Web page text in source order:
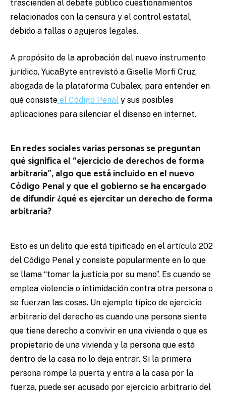
trascienden al debate público cuestionamientos
relacionados con la censura y el control estatal,
debido a fallas o agujeros legales.
A propósito de la aprobación del nuevo instrumento
jurídico, YucaByte entrevistó a Giselle Morfi Cruz,
abogada de la plataforma Cubalex, para entender en
qué consiste el Código Penal y sus posibles
aplicaciones para silenciar el disenso en internet.
En redes sociales varias personas se preguntan
qué significa el “ejercicio de derechos de forma
arbitraria”, algo que está incluido en el nuevo
Código Penal y que el gobierno se ha encargado
de difundir ¿qué es ejercitar un derecho de forma
arbitraria?
Esto es un delito que está tipificado en el artículo 202
del Código Penal y consiste popularmente en lo que
se llama “tomar la justicia por su mano”. Es cuando se
emplea violencia o intimidación contra otra persona o
se fuerzan las cosas. Un ejemplo típico de ejercicio
arbitrario del derecho es cuando una persona siente
que tiene derecho a convivir en una vivienda o que es
propietario de una vivienda y la persona que está
dentro de la casa no lo deja entrar. Si la primera
persona rompe la puerta y entra a la casa por la
fuerza, puede ser acusado por ejercicio arbitrario del